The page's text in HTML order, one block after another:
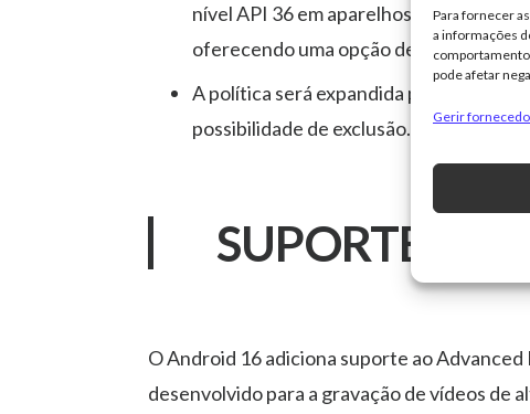
Para fornecer
a informações
pode afetar
Gerir
nível API 36 em aparelhos com
oferecendo uma opção de exclusão.
A política será expandida para o nível
possibilidade de exclusão.
SUPORTE AO
O Android 16 adiciona suporte ao
desenvolvido para a gravação de vídeos de